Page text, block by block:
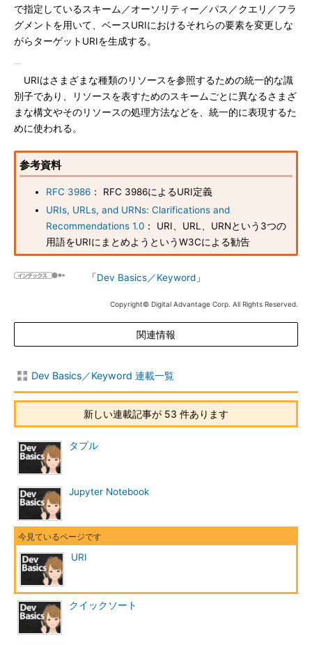
で指定しているスキーム／オーソリティー／パス／クエリ／フラ
グメントを用いて、ベースURIにおけるそれらの要素を変更しな
がらターゲットURIを生成する。
URIはさまざまな種類のリソースを参照するための統一的な識
別子であり、リソースを表すためのスキームごとに異なるさまざ
まな構文やそのリソースの処理方法などを、統一的に表現するた
めに使われる。
参考資料
RFC 3986 ： RFC 3986によるURI定義
URIs, URLs, and URNs: Clarifications and
Recommendations 1.0 ： URI、URL、URNという3つの
用語をURIにまとめようというW3Cによる勧告
「Dev Basics／Keyword 」
Copyright© Digital Advantage Corp. All Rights Reserved.
関連情報
Dev Basics／Keyword 連載一覧
新しい連載記事が 53 件あります
タプル
Jupyter Notebook
URI
クイックソート